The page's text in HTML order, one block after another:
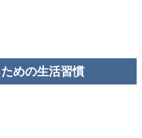
めの生活習慣